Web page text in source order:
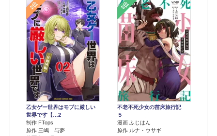
2位
乙女ゲー世界はモブに厳しい
世界です【…2
制作 FTops
原作 三嶋 与夢
3位
不老不死少女の苗床旅行記
５
漫画 ふじはん
原作 ルナ・ウサギ